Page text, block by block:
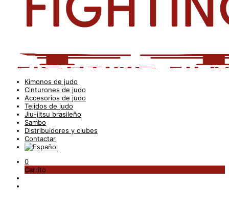
Kimonos de judo
Cinturones de judo
Accesorios de judo
Tejidos de judo
Jiu-jitsu brasileño
Sambo
Distribuidores y clubes
Contactar
0
Carrito